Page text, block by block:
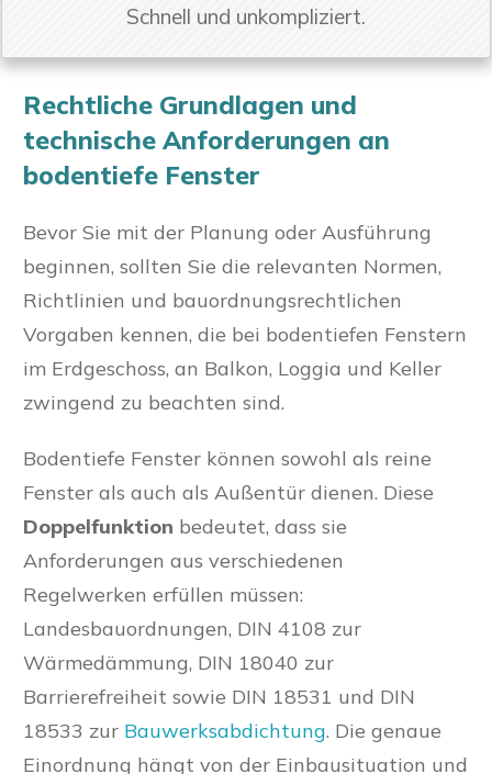
Schnell und unkompliziert.
Rechtliche Grundlagen und
technische Anforderungen an
bodentiefe Fenster
Bevor Sie mit der Planung oder Ausführung
beginnen, sollten Sie die relevanten Normen,
Richtlinien und bauordnungsrechtlichen
Vorgaben kennen, die bei bodentiefen Fenstern
im Erdgeschoss, an Balkon, Loggia und Keller
zwingend zu beachten sind.
Bodentiefe Fenster können sowohl als reine
Fenster als auch als Außentür dienen. Diese
Doppelfunktion bedeutet, dass sie
Anforderungen aus verschiedenen
Regelwerken erfüllen müssen:
Landesbauordnungen, DIN 4108 zur
Wärmedämmung, DIN 18040 zur
Barrierefreiheit sowie DIN 18531 und DIN
18533 zur Bauwerksabdichtung. Die genaue
Einordnung hängt von der Einbausituation und